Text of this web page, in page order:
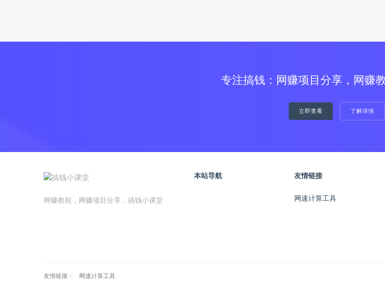
专注搞钱：网赚项目分享，网赚
立即查看 了解详情
网赚教程，网赚项目分享，搞钱小课堂
本站导航 友情链接
网速计算工具
友情链接： 网速计算工具